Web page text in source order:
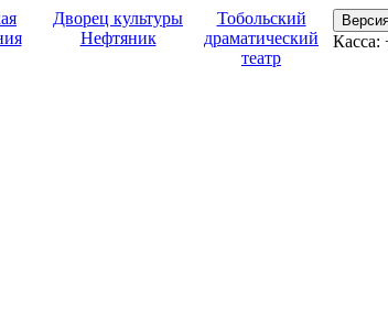
Дворец культуры
Нефтяник
Тобольский
драматический
театр
Касса: